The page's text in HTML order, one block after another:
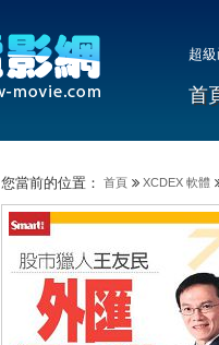
超
首
您當前的位置： 首頁 XCDEX 軟體